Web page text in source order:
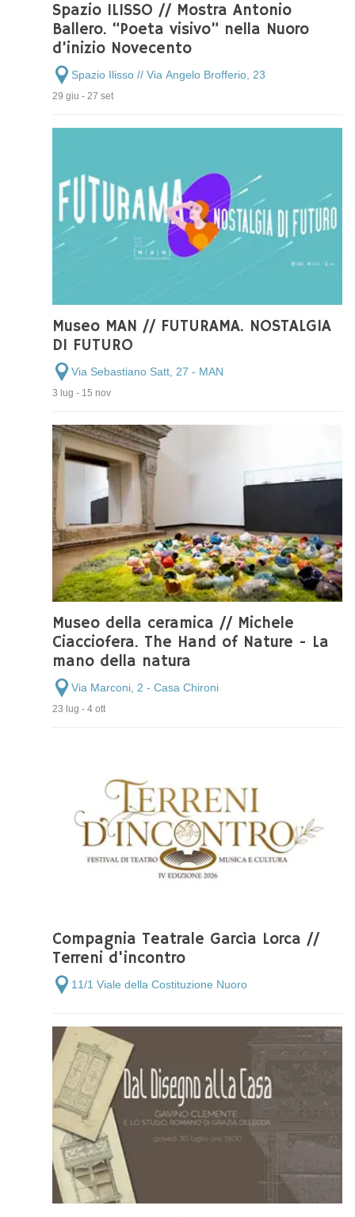
Spazio ILISSO // Mostra Antonio
Ballero. “Poeta visivo” nella Nuoro
d’inizio Novecento
Spazio Ilisso // Via Angelo Brofferio, 23
29 giu - 27 set
Museo MAN // FUTURAMA. NOSTALGIA
DI FUTURO
Via Sebastiano Satt, 27 - MAN
3 lug - 15 nov
Museo della ceramica // Michele
Ciacciofera. The Hand of Nature - La
mano della natura
Via Marconi, 2 - Casa Chironi
23 lug - 4 ott
Compagnia Teatrale Garcìa Lorca //
Terreni d'incontro
11/1 Viale della Costituzione Nuoro